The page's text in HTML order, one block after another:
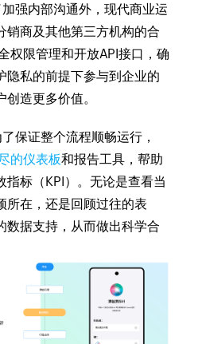
加强内部沟通外，现代商业运
销商及其他第三方机构的合
权限管理和开放API接口，确
隐私的前提下参与到企业的
造更多价值。
了保证整个流程顺畅运行，
的仪表板和报告工具，帮助
指标（KPI）。无论是查看当
所在，还是回顾过往的表
数据支持，从而做出科学合